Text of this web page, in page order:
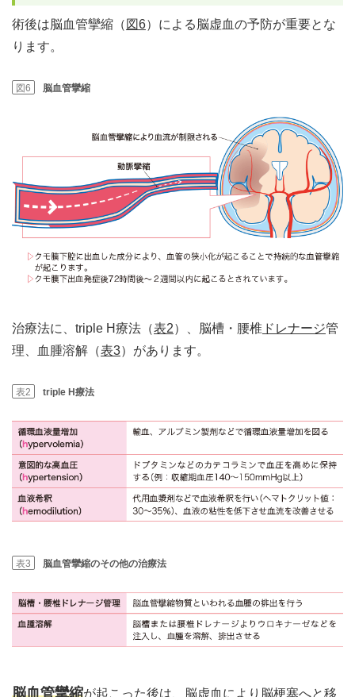
術後は脳血管攣縮（ 図6）による脳虚血の予防が重要とな
ります。
図6 脳血管攣縮
治療法に、triple H療法（表2）、脳槽・腰椎 ドレナージ管
理、血腫溶解（表3）があります。
表2 triple H療法
表3 脳血管攣縮のその他の治療法
脳血管攣縮が起こった後は、脳虚血により脳梗塞へと移